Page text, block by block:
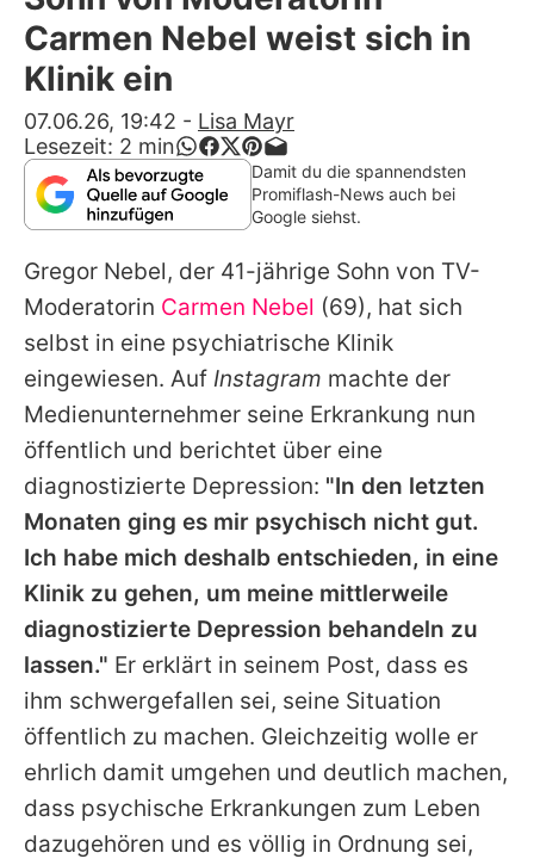
Alle Themen auf Promiflash
App runterladen
Team
Redaktionelle Richtlinien
Impressum
Datenschutzerklärung
Nutzungsbedingungen
Utiq verwalten
Carmen Nebel weist sich in
Klinik ein
07.06.26, 19:42 - Lisa Mayr
Lesezeit: 2 min
Damit du die spannendsten
Promiflash-News auch bei
Google siehst.
Gregor Nebel, der 41-jährige Sohn von TV-
Moderatorin Carmen Nebel (69), hat sich
selbst in eine psychiatrische Klinik
eingewiesen. Auf Instagram machte der
Medienunternehmer seine Erkrankung nun
öffentlich und berichtet über eine
diagnostizierte Depression: "In den letzten
Monaten ging es mir psychisch nicht gut.
Ich habe mich deshalb entschieden, in eine
Klinik zu gehen, um meine mittlerweile
diagnostizierte Depression behandeln zu
lassen." Er erklärt in seinem Post, dass es
ihm schwergefallen sei, seine Situation
öffentlich zu machen. Gleichzeitig wolle er
ehrlich damit umgehen und deutlich machen,
dass psychische Erkrankungen zum Leben
dazugehören und es völlig in Ordnung sei,